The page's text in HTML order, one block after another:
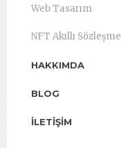
Web Tasarım
NFT Akıllı Sözleşme
HAKKIMDA
BLOG
İLETIŞIM